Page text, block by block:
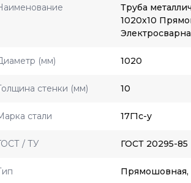
Труба
1020x10
(мм) 1020
стенки (мм) 10
стали 17Г1с-у
/ ТУ ГОСТ 20295-85
Прямошовная,